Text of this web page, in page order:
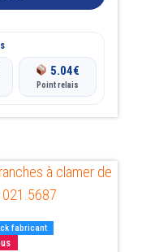
5.04€
Point relais
fabricant